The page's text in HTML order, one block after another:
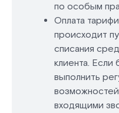
по особым
Оплата
происходит
списания
клиента. Если
выполнить
входящими